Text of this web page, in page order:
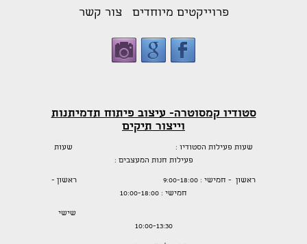
פרוייקטים מיוחדים צור קשר
סטודיו קמסוטרה- עיצוב פיתוח תדמיתנות
וייצור תיקים
שעות פעילות הסטודיו : שעות
פעילות חנות המעצבים :
ראשון - חמישי : 9:00-18:00 ראשון -
חמישי : 10:00-18:00
שישי
10:00-13:30